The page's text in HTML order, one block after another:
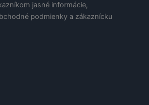
jasné informácie,
podmienky a zákaznícku